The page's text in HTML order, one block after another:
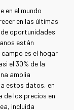
en el mundo
en las últimas
oportunidades
están
es el hogar
el 30% de la
amplia
estos datos, en
de los precios en
incluida